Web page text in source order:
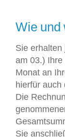
Wie und
Sie
am 03.)
Monat an
hierfür auch
Die
Sie